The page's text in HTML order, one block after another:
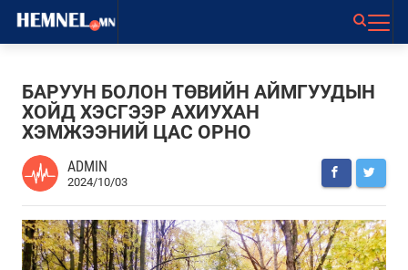
БАРУУН БОЛОН ТӨВИЙН АЙМГУУДЫН
ХОЙД ХЭСГЭЭР АХИУХАН
ХЭМЖЭЭНИЙ ЦАС ОРНО
ADMIN
2024/10/03